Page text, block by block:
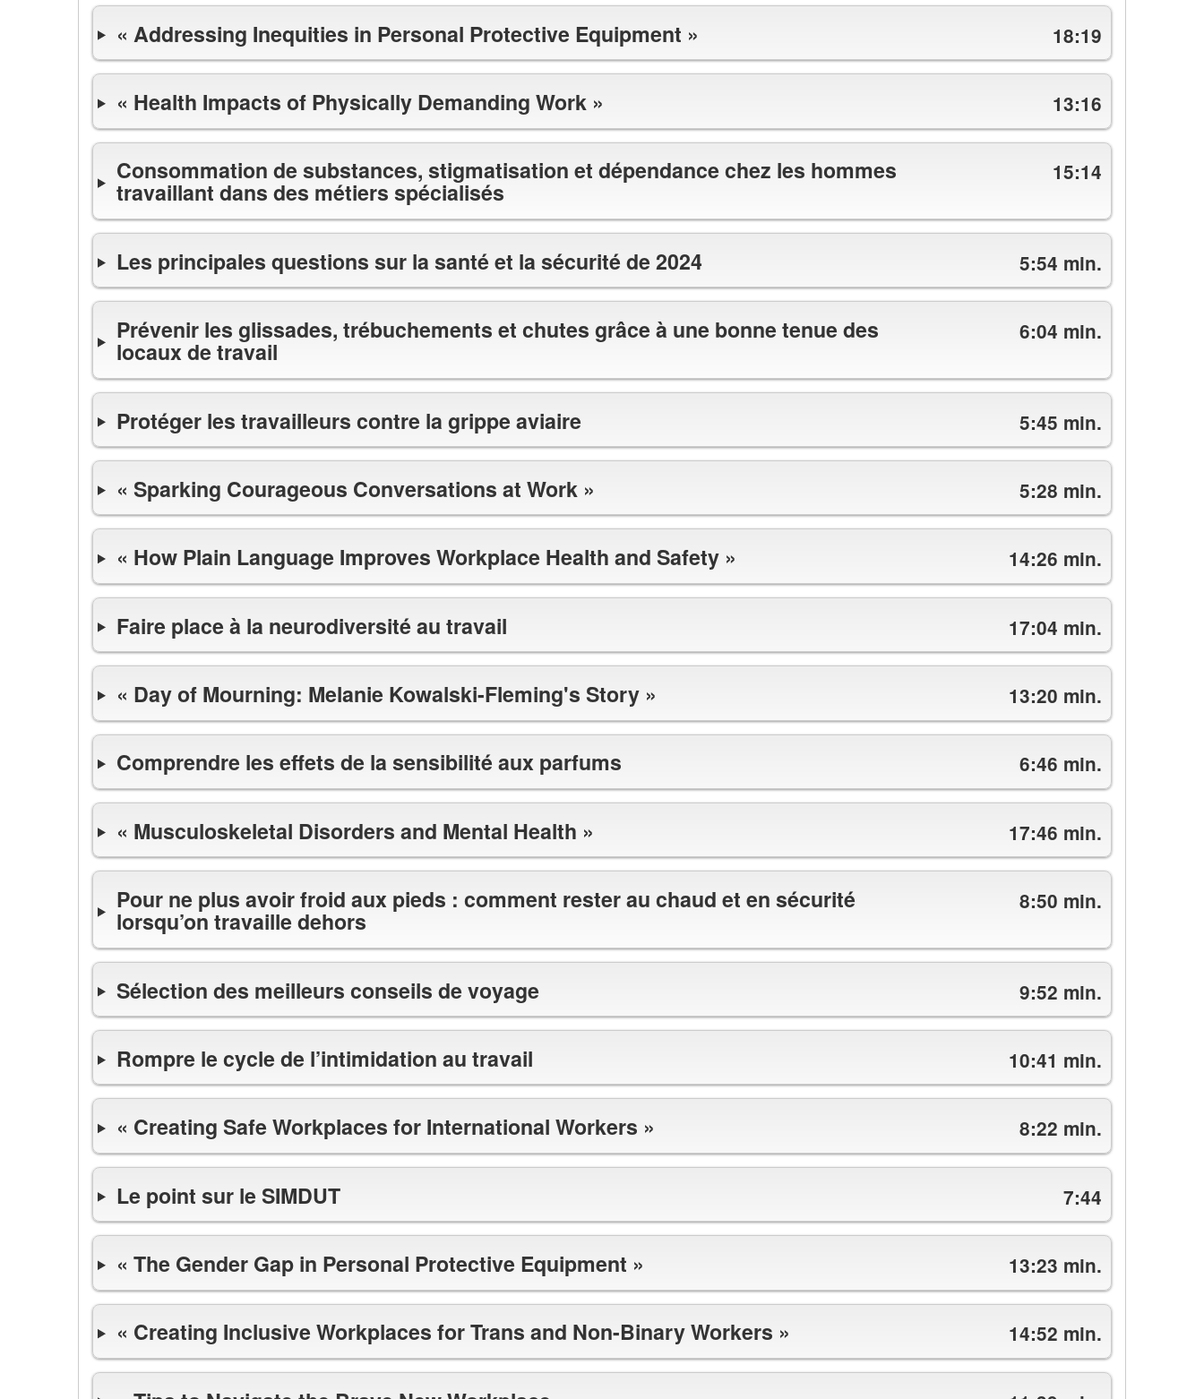
« Addressing Inequities in Personal Protective Equipment » 18:19
« Health Impacts of Physically Demanding Work » 13:16
Consommation de substances, stigmatisation et dépendance chez les hommes
travaillant dans des métiers spécialisés
15:14
Les principales questions sur la santé et la sécurité de 2024 5:54 min.
Prévenir les glissades, trébuchements et chutes grâce à une bonne tenue des
locaux de travail
6:04 min.
Protéger les travailleurs contre la grippe aviaire 5:45 min.
« Sparking Courageous Conversations at Work » 5:28 min.
« How Plain Language Improves Workplace Health and Safety » 14:26 min.
Faire place à la neurodiversité au travail 17:04 min.
« Day of Mourning: Melanie Kowalski-Fleming's Story » 13:20 min.
Comprendre les effets de la sensibilité aux parfums 6:46 min.
« Musculoskeletal Disorders and Mental Health » 17:46 min.
Pour ne plus avoir froid aux pieds : comment rester au chaud et en sécurité
lorsqu’on travaille dehors
8:50 min.
Sélection des meilleurs conseils de voyage 9:52 min.
Rompre le cycle de l’intimidation au travail 10:41 min.
« Creating Safe Workplaces for International Workers » 8:22 min.
Le point sur le SIMDUT 7:44
« The Gender Gap in Personal Protective Equipment » 13:23 min.
« Creating Inclusive Workplaces for Trans and Non-Binary Workers » 14:52 min.